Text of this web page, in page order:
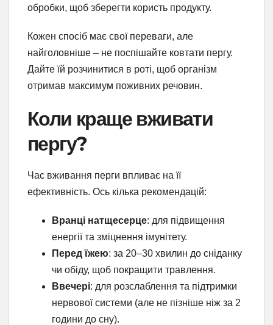
обробки, щоб зберегти користь продукту.
Кожен спосіб має свої переваги, але
найголовніше – не поспішайте ковтати пергу.
Дайте їй розчинитися в роті, щоб організм
отримав максимум поживних речовин.
Коли краще вживати
пергу?
Час вживання перги впливає на її
ефективність. Ось кілька рекомендацій:
Вранці натщесерце: для підвищення
енергії та зміцнення імунітету.
Перед їжею: за 20–30 хвилин до сніданку
чи обіду, щоб покращити травлення.
Ввечері: для розслаблення та підтримки
нервової системи (але не пізніше ніж за 2
години до сну).